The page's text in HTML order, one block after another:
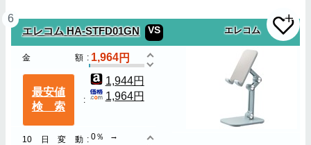
6
エレコム HA-STFD01GN
VS エレコム
金額 1,964
最安値
検索
1,944円
1,964円
10日変動 0％